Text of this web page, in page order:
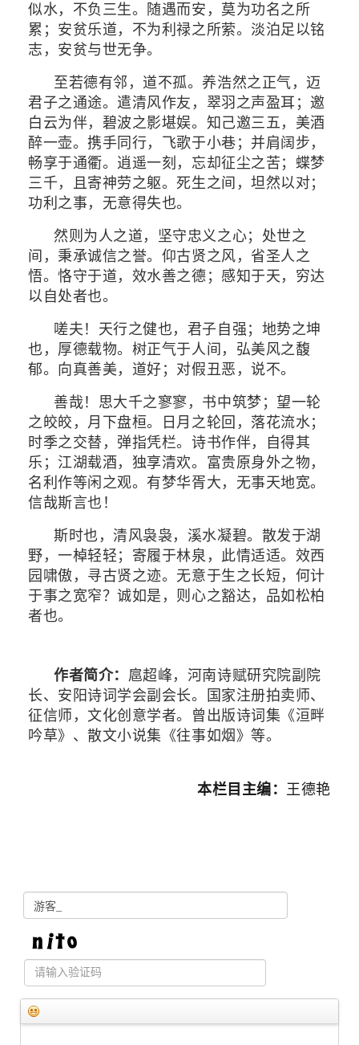
似水，不负三生。随遇而安，莫为功名之所
累；安贫乐道，不为利禄之所萦。淡泊足以铭
志，安贫与世无争。
至若德有邻，道不孤。养浩然之正气，迈
君子之通途。遣清风作友，翠羽之声盈耳；邀
白云为伴，碧波之影堪娱。知己邀三五，美酒
醉一壶。携手同行，飞歌于小巷；并肩阔步，
畅享于通衢。逍遥一刻，忘却征尘之苦；蝶梦
三千，且寄神劳之躯。死生之间，坦然以对；
功利之事，无意得失也。
然则为人之道，坚守忠义之心；处世之
间，秉承诚信之誉。仰古贤之风，省圣人之
悟。恪守于道，效水善之德；感知于天，穷达
以自处者也。
嗟夫！天行之健也，君子自强；地势之坤
也，厚德载物。树正气于人间，弘美风之馥
郁。向真善美，道好；对假丑恶，说不。
善哉！思大千之寥寥，书中筑梦；望一轮
之皎皎，月下盘桓。日月之轮回，落花流水；
时季之交替，弹指凭栏。诗书作伴，自得其
乐；江湖载酒，独享清欢。富贵原身外之物，
名利作等闲之观。有梦华胥大，无事天地宽。
信哉斯言也！
斯时也，清风袅袅，溪水凝碧。散发于湖
野，一棹轻轻；寄履于林泉，此情适适。效西
园啸傲，寻古贤之迹。无意于生之长短，何计
于事之宽窄？诚如是，则心之豁达，品如松柏
者也。
作者简介： 扈超峰，河南诗赋研究院副院
长、安阳诗词学会副会长。国家注册拍卖师、
征信师，文化创意学者。曾出版诗词集《洹畔
吟草》、散文小说集《往事如烟》等。
本栏目主编： 王德艳